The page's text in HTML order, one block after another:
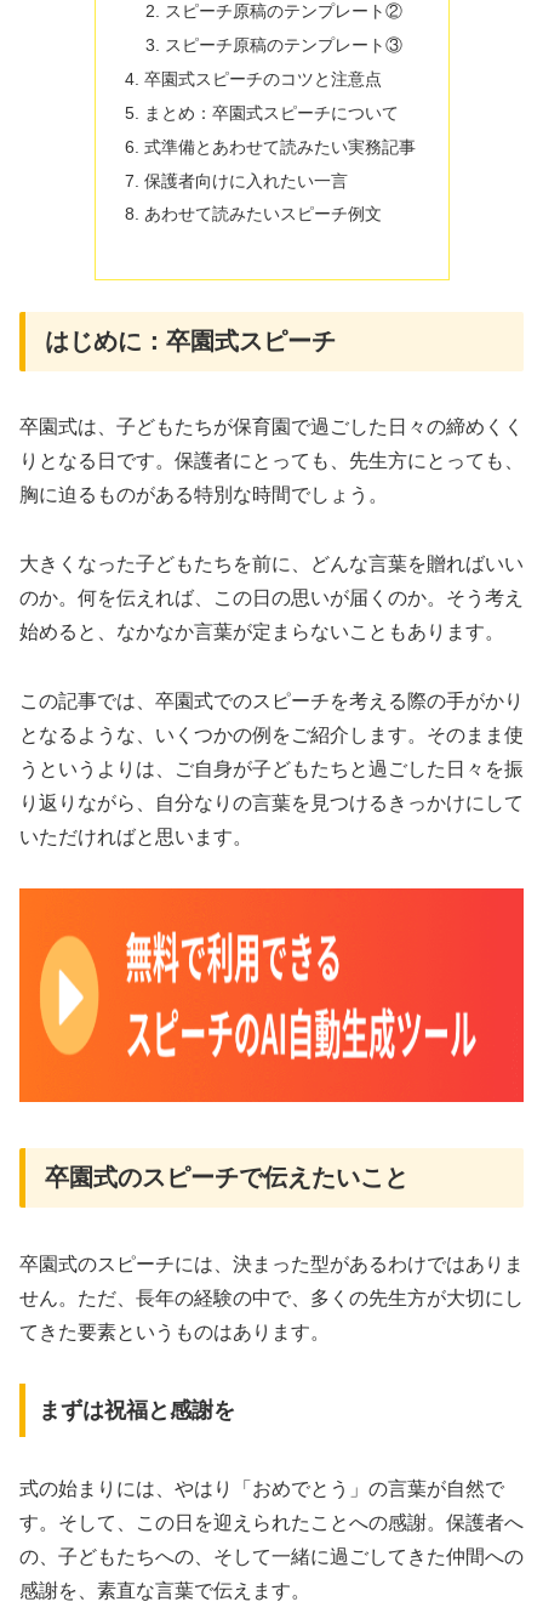
スピーチ原稿のテンプレート②
スピーチ原稿のテンプレート③
卒園式スピーチのコツと注意点
まとめ：卒園式スピーチについて
式準備とあわせて読みたい実務記事
保護者向けに入れたい一言
あわせて読みたいスピーチ例文
はじめに：卒園式スピーチ
卒園式は、子どもたちが保育園で過ごした日々の締めくく
りとなる日です。保護者にとっても、先生方にとっても、
胸に迫るものがある特別な時間でしょう。
大きくなった子どもたちを前に、どんな言葉を贈ればいい
のか。何を伝えれば、この日の思いが届くのか。そう考え
始めると、なかなか言葉が定まらないこともあります。
この記事では、卒園式でのスピーチを考える際の手がかり
となるような、いくつかの例をご紹介します。そのまま使
うというよりは、ご自身が子どもたちと過ごした日々を振
り返りながら、自分なりの言葉を見つけるきっかけにして
いただければと思います。
卒園式のスピーチで伝えたいこと
卒園式のスピーチには、決まった型があるわけではありま
せん。ただ、長年の経験の中で、多くの先生方が大切にし
てきた要素というものはあります。
まずは祝福と感謝を
式の始まりには、やはり「おめでとう」の言葉が自然で
す。そして、この日を迎えられたことへの感謝。保護者へ
の、子どもたちへの、そして一緒に過ごしてきた仲間への
感謝を、素直な言葉で伝えます。